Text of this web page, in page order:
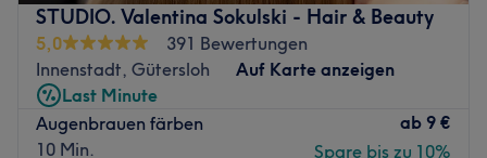
STUDIO. Valentina Sokulski - Hair & Beauty
5,0
391 Bewertungen
Innenstadt, Gütersloh
Auf Karte anzeigen
Last Minute
Augenbrauen färben
10 Min.
ab 9 €
Spare bis zu 10%